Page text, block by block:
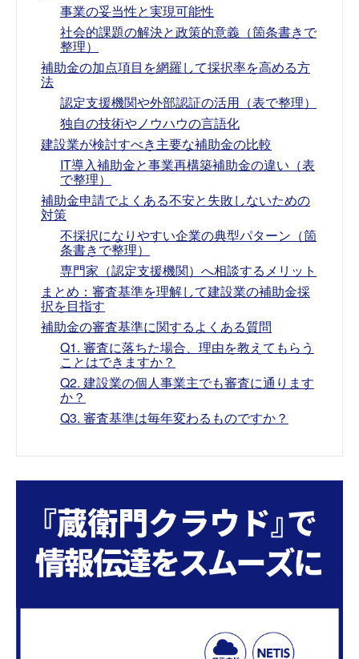
事業の妥当性と実現可能性
社会的課題の解決と政策的意義（箇条書きで
整理）
補助金の加点項目を網羅して採択率を高める方
法
認定支援機関や外部認証の活用（表で整理）
独自の技術やノウハウの言語化
建設業が検討すべき主要な補助金の比較
IT導入補助金と事業再構築補助金の違い（表
で整理）
補助金申請でよくある不安と失敗しないための
対策
不採択になりやすい企業の典型パターン（箇
条書きで整理）
専門家（認定支援機関）へ相談するメリット
まとめ：審査基準を理解して建設業の補助金採
択を目指す
補助金の審査基準に関するよくある質問
Q1. 審査に落ちた場合、理由を教えてもらう
ことはできますか？
Q2. 建設業の個人事業主でも審査に通ります
か？
Q3. 審査基準は毎年変わるものですか？